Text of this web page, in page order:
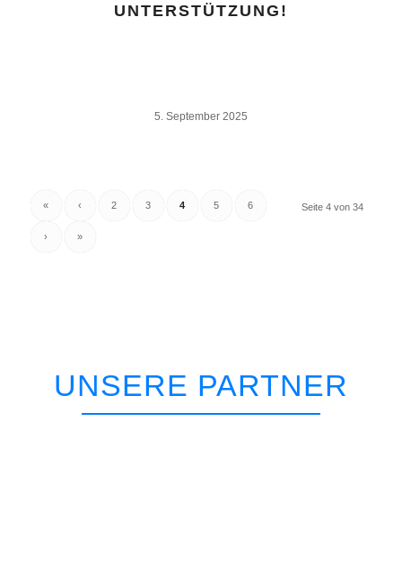
UNTERSTÜTZUNG!
5. September 2025
Seite 4 von 34
« ‹ 2 3 4 5 6
› »
UNSERE PARTNER